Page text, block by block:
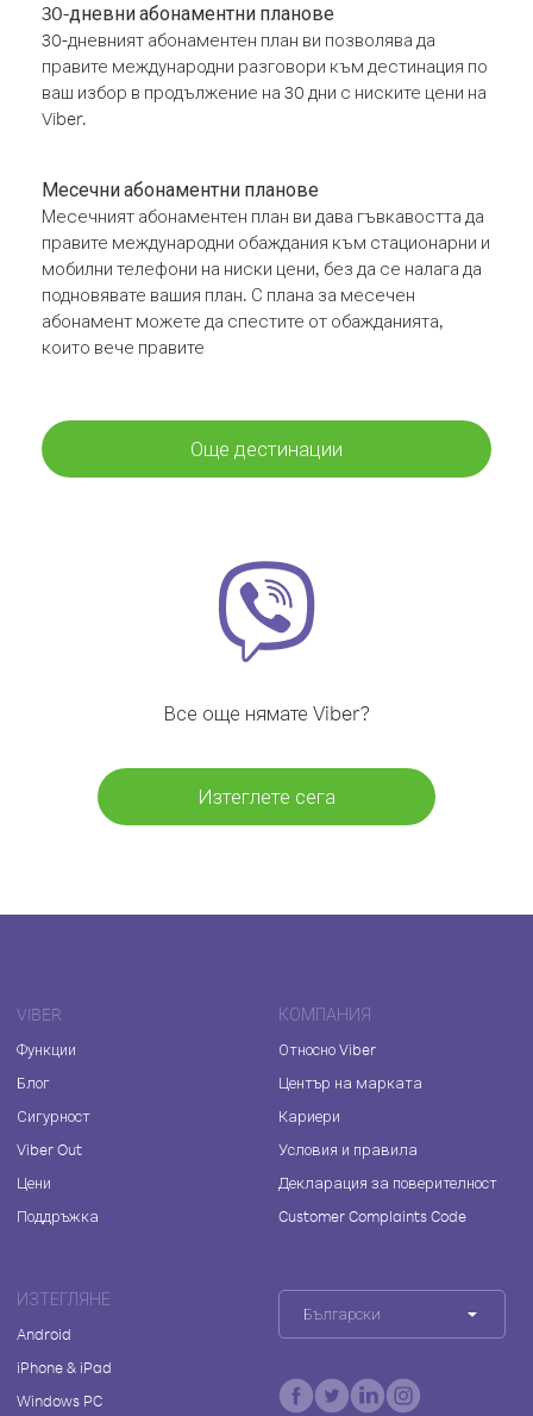
30-дневни абонаментни планове
30-дневният абонаментен план ви позволява да
правите международни разговори към дестинация по
ваш избор в продължение на 30 дни с ниските цени на
Viber.
Месечни абонаментни планове
Месечният абонаментен план ви дава гъвкавостта да
правите международни обаждания към стационарни и
мобилни телефони на ниски цени, без да се налага да
подновявате вашия план. С плана за месечен
абонамент можете да спестите от обажданията,
които вече правите
Още дестинации
Все още нямате Viber?
Изтеглете сега
VIBER
Функции
Блог
Сигурност
Viber Out
Цени
Поддръжка
КОМПАНИЯ
Относно Viber
Център на марката
Кариери
Условия и правила
Декларация за поверителност
Customer Complaints Code
ИЗТЕГЛЯНЕ
Android
iPhone & iPad
Windows PC
Български